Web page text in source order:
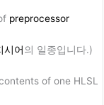
preprocessor
시어의 일종입니다.)
of one HLSL